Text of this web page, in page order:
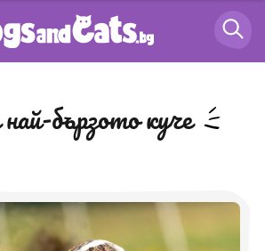
най-бързото куче